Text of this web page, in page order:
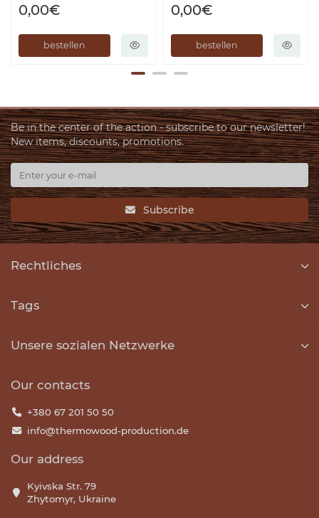
0,00€
bestellen
0,00€
bestellen
Be in the center of the action - subscribe to our newsletter!
New items, discounts, promotions.
Subscribe
Rechtliches
Tags
Unsere sozialen Netzwerke
Our contacts
+380 67 201 50 50
info@thermowood-production.de
Our address
Kyivska Str. 79
Zhytomyr, Ukraine